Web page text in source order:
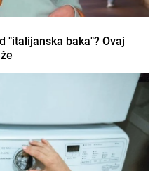
"italijanska baka"? Ovaj